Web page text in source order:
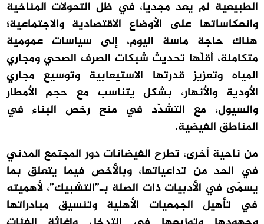
الطبيعية لم يعد مجديا، في ظل التحولات المناخية
وانعكاساتها على الأوضاع الاقتصادية والاجتماعية؛
هناك حاجة ماسة اليوم، إلى سياسات عمومية
متكاملة، أقلّها تحديث شبكات الصرف الصحي ومجاري
المياه وتعزيز قدرتها الاستيعابية وتوسيع مجاري
الأودية والأنهار، بشكل يتناسب مع حجم الأمطار
والسيول، مع التشدّد في منح رخص البناء في
المناطق الفيضية.
من ناحية أخرى، تطرح الفيضانات دور المجتمع المدني
في الحد من تداعياتها، وبالأخص فيما يتعلق بما
يسمّى في الأدبيات ذات الصلة بـ”التشبيك”، لأهميته
في تأهيل الجمعيات الأهلية وتنسيق مبادراتها